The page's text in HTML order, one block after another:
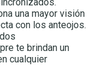
una mayor visión
con los anteojos.
te brindan un
cualquier